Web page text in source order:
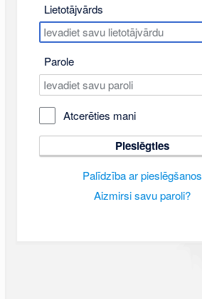
Lietotājvārds
Parole
Atcerēties mani
Pieslēgties
Palīdzība ar pieslēgšanos
Aizmirsi savu paroli?